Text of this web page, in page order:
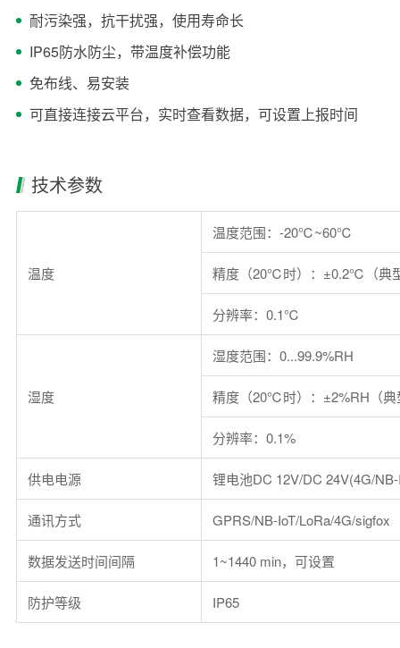
耐污染强，抗干扰强，使用寿命长
IP65防水防尘，带温度补偿功能
免布线、易安装
可直接连接云平台，实时查看数据，可设置上报时间
技术参数
温度
温度范围：-20℃~60℃
精度（20℃时）：±0.2℃（典
分辨率：0.1℃
湿度
湿度范围：0...99.9%RH
精度（20℃时）：±2%RH（典
分辨率：0.1%
供电电源 锂电池DC 12V/DC 24V(4G/
通讯方式 GPRS/NB-IoT/LoRa/4G/sigfox
数据发送时间间隔 1~1440 min，可设置
防护等级 IP65